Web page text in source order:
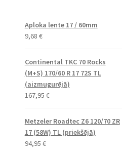
Aploka lente 17 / 60mm
9,68 €
Continental TKC 70 Rocks
(M+S) 170/60 R 17 72S TL
(aizmugurējā)
167,95 €
Metzeler Roadtec Z6 120/70 ZR
17 (58W) TL (priekšējā)
94,95 €